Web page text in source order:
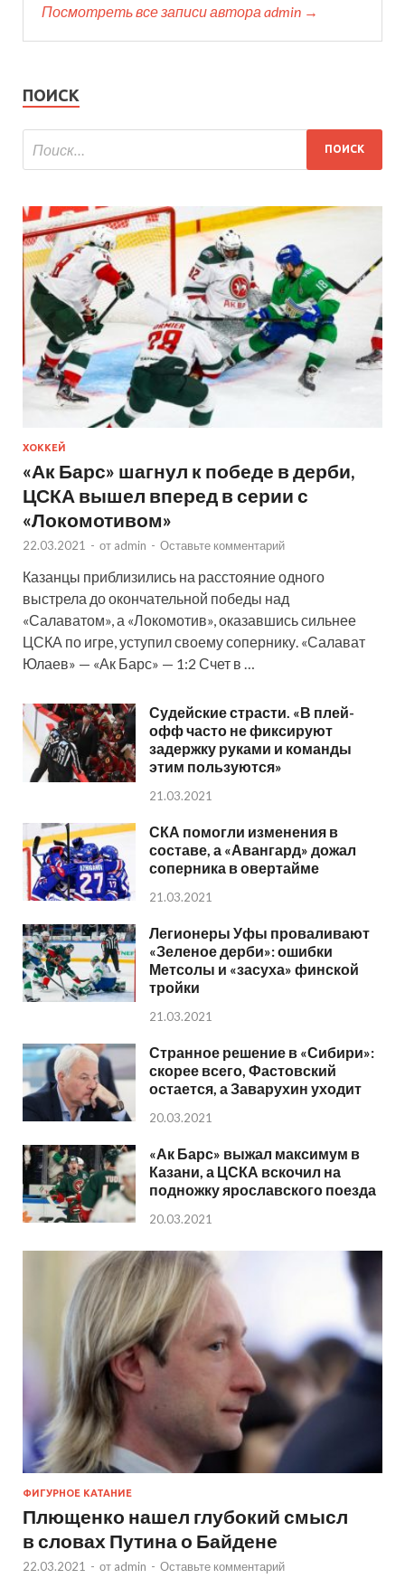
Посмотреть все записи автора admin →
ПОИСК
ХОККЕЙ
«Ак Барс» шагнул к победе в дерби,
ЦСКА вышел вперед в серии с
«Локомотивом»
22.03.2021 - от admin - Оставьте комментарий
Казанцы приблизились на расстояние одного
выстрела до окончательной победы над
«Салаватом», а «Локомотив», оказавшись сильнее
ЦСКА по игре, уступил своему сопернику. «Салават
Юлаев» — «Ак Барс» — 1:2 Счет в …
Судейские страсти. «В плей-
офф часто не фиксируют
задержку руками и команды
этим пользуются»
21.03.2021
СКА помогли изменения в
составе, а «Авангард» дожал
соперника в овертайме
21.03.2021
Легионеры Уфы проваливают
«Зеленое дерби»: ошибки
Метсолы и «засуха» финской
тройки
21.03.2021
Странное решение в «Сибири»:
скорее всего, Фастовский
остается, а Заварухин уходит
20.03.2021
«Ак Барс» выжал максимум в
Казани, а ЦСКА вскочил на
подножку ярославского поезда
20.03.2021
ФИГУРНОЕ КАТАНИЕ
Плющенко нашел глубокий смысл
в словах Путина о Байдене
22.03.2021 - от admin - Оставьте комментарий